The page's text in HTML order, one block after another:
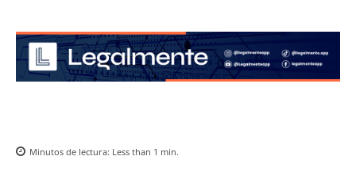
Minutos de lectura: Less than 1 min.